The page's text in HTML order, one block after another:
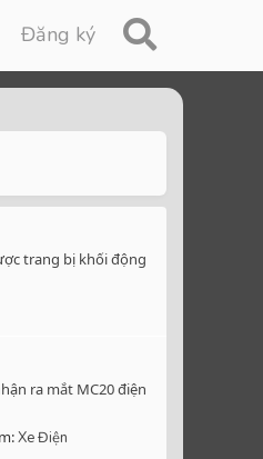
Đăng ký
trang bị khối động
ra mắt MC20 điện
Xe Điện